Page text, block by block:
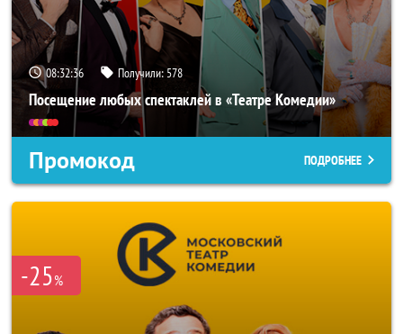
08:32:35 Получили: 578
Посещение любых спектаклей в «Театре Комедии»
Промокод ПОДРОБНЕЕ
-25%